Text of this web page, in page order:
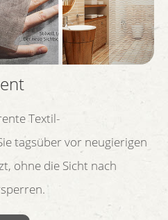
Textil-
tagsüber vor neugierigen
ohne die Sicht nach